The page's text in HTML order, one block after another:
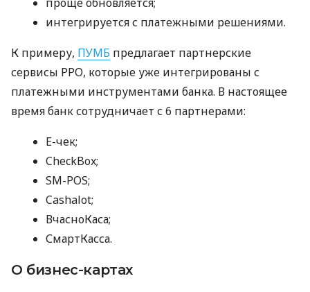
интегрируется с платежными решениями.
К примеру, ПУМБ предлагает партнерские
сервисы РРО, которые уже интегрированы с
платежными инструментами банка. В настоящее
время банк сотрудничает с 6 партнерами:
E-чек;
CheckBox;
SM-POS;
Cashalot;
ВчасноКаса;
СмартКасса.
О бизнес-картах